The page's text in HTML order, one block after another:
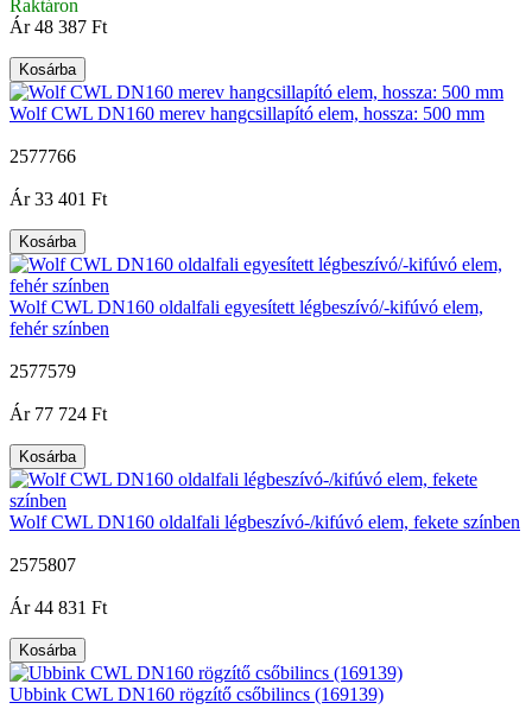
Raktáron
Ár 48 387 Ft
Kosárba
Wolf CWL DN160 merev hangcsillapító elem, hossza: 500 mm
2577766
Ár 33 401 Ft
Kosárba
Wolf CWL DN160 oldalfali egyesített légbeszívó/-kifúvó elem,
fehér színben
2577579
Ár 77 724 Ft
Kosárba
Wolf CWL DN160 oldalfali légbeszívó-/kifúvó elem, fekete színben
2575807
Ár 44 831 Ft
Kosárba
Ubbink CWL DN160 rögzítő csőbilincs (169139)